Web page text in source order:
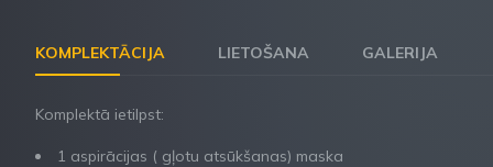
KOMPLEKTĀCIJA LIETOŠANA GALERIJA
Komplektā ietilpst:
1 aspirācijas ( gļotu atsūkšanas) maska